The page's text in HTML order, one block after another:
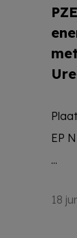
EP
...
18